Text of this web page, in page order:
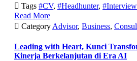
 Tags #CV, #Headhunter, #Interview
Read More
 Category Advisor, Business,
Leading with Heart, Kunci
Kinerja Berkelanjutan di Era AI